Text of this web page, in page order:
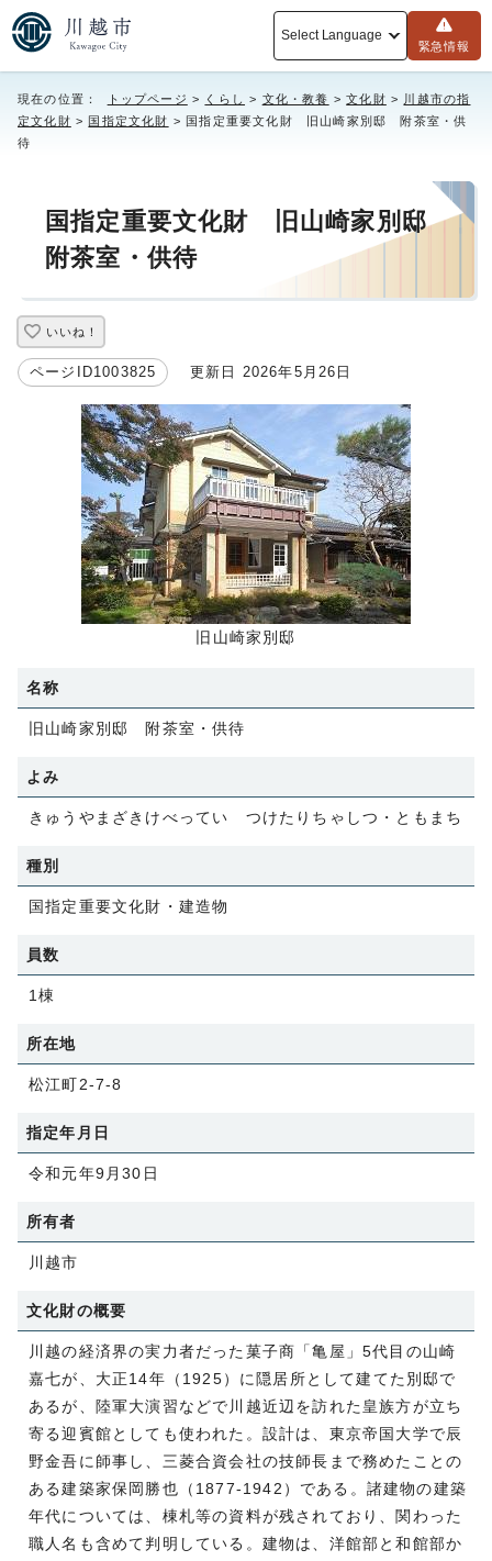
Select Language
緊急情報
現在の位置： トップページ > くらし > 文化・教養 >文化財 > 川越市の指
定文化財 > 国指定文化財 > 国指定重要文化財 旧山崎家別邸 附茶室・供
待
国指定重要文化財 旧山崎家別邸
附茶室・供待
いいね！
ページID1003825 更新日 2026年5月26日
旧山崎家別邸
名称
旧山崎家別邸 附茶室・供待
よみ
きゅうやまざきけべってい つけたりちゃしつ・ともまち
種別
国指定重要文化財・建造物
員数
1棟
所在地
松江町2-7-8
指定年月日
令和元年9月30日
所有者
川越市
文化財の概要
川越の経済界の実力者だった菓子商「亀屋」5代目の山崎
嘉七が、大正14年（1925）に隠居所として建てた別邸で
あるが、陸軍大演習などで川越近辺を訪れた皇族方が立ち
寄る迎賓館としても使われた。設計は、東京帝国大学で辰
野金吾に師事し、三菱合資会社の技師長まで務めたことの
ある建築家保岡勝也（1877-1942）である。諸建物の建築
年代については、棟札等の資料が残されており、関わった
職人名も含めて判明している。建物は、洋館部と和館部か